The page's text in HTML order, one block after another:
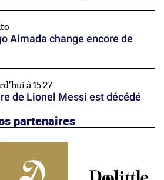
Almada change encore de
à 15:27
de Lionel Messi est décédé
partenaires